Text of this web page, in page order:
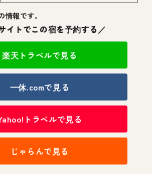
報です。
イトでこの宿を予約する／
楽天トラベルで見る
一休.comで見る
トラベルで見る
じゃらんで見る